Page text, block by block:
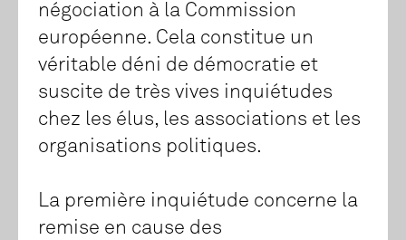
négociation à la Commission
européenne. Cela constitue un
véritable déni de démocratie et
suscite de très vives inquiétudes
chez les élus, les associations et les
organisations politiques.
La première inquiétude concerne la
remise en cause des